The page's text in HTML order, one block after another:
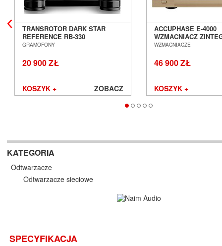
TRANSROTOR DARK STAR
REFERENCE RB-330
GRAMOFON ANALOGOWY
GRAMOFONY
20 900 ZŁ
KOSZYK + ZOBACZ
ACCUPHASE E-4000
WZMACNIACZ
SALON POZNAŃ
WZMACNIACZE
46 900 ZŁ
KOSZYK +
KATEGORIA
Odtwarzacze
Odtwarzacze sieciowe
SPECYFIKACJA